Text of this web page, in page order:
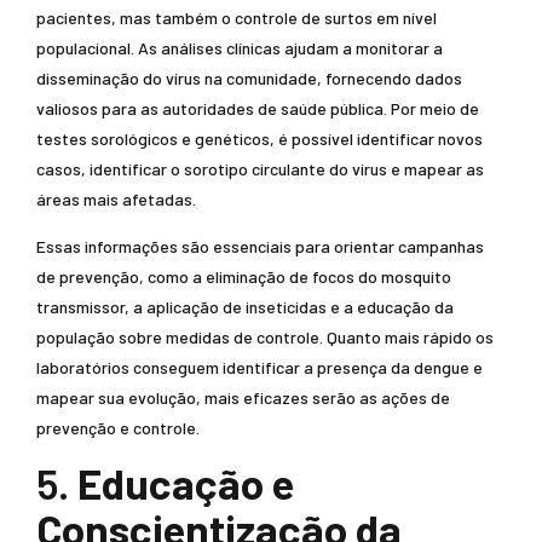
pacientes, mas também o controle de surtos em nível
populacional. As análises clínicas ajudam a monitorar a
disseminação do vírus na comunidade, fornecendo dados
valiosos para as autoridades de saúde pública. Por meio de
testes sorológicos e genéticos, é possível identificar novos
casos, identificar o sorotipo circulante do vírus e mapear as
áreas mais afetadas.
Essas informações são essenciais para orientar campanhas
de prevenção, como a eliminação de focos do mosquito
transmissor, a aplicação de inseticidas e a educação da
população sobre medidas de controle. Quanto mais rápido os
laboratórios conseguem identificar a presença da dengue e
mapear sua evolução, mais eficazes serão as ações de
prevenção e controle.
5. Educação e
Conscientização da